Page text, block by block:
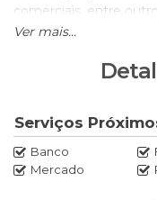
comerciais, entre
região valorizada,
Destaques:✅
✅ Ótimo para
Ver mais...
Serviços
Banco
Mercado